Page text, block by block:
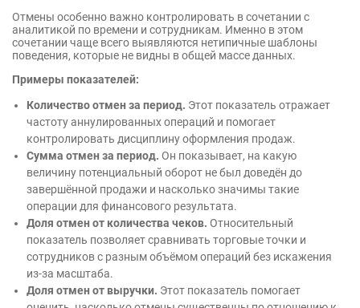
Отмены особенно важно контролировать в сочетании с
аналитикой по времени и сотрудникам. Именно в этом
сочетании чаще всего выявляются нетипичные шаблоны
поведения, которые не видны в общей массе данных.
Примеры показателей:
Количество отмен за период. Этот показатель отражает
частоту аннулированных операций и помогает
контролировать дисциплину оформления продаж.
Сумма отмен за период. Он показывает, на какую
величину потенциальный оборот не был доведён до
завершённой продажи и насколько значимы такие
операции для финансового результата.
Доля отмен от количества чеков. Относительный
показатель позволяет сравнивать торговые точки и
сотрудников с разным объёмом операций без искажения
из-за масштаба.
Доля отмен от выручки. Этот показатель помогает